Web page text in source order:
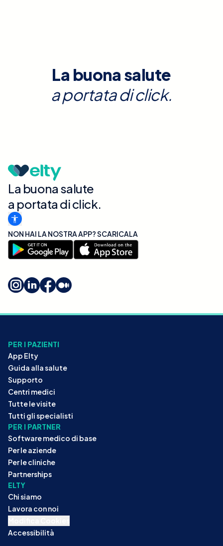
La buona salute
a portata di click.
La buona salute
a portata di click.
NON HAI LA NOSTRA APP? SCARICALA
PER I PAZIENTI
App Elty
Guida alla salute
Supporto
Centri medici
Tutte le visite
Tutti gli specialisti
PER I PARTNER
Software medico di base
Per le aziende
Per le cliniche
Partnerships
ELTY
Chi siamo
Lavora con noi
Accessibilità